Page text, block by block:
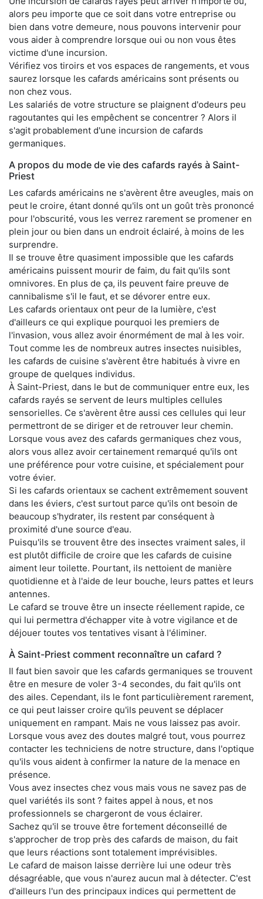
alors peu importe que ce soit dans votre entreprise ou
bien dans votre demeure, nous pouvons intervenir pour
vous aider à comprendre lorsque oui ou non vous êtes
victime d'une incursion.
Vérifiez vos tiroirs et vos espaces de rangements, et vous
saurez lorsque les cafards américains sont présents ou
non chez vous.
Les salariés de votre structure se plaignent d'odeurs peu
ragoutantes qui les empêchent se concentrer ? Alors il
s'agit probablement d'une incursion de cafards
germaniques.
A propos du mode de vie des cafards rayés à Saint-
Priest
Les cafards américains ne s'avèrent être aveugles, mais on
peut le croire, étant donné qu'ils ont un goût très prononcé
pour l'obscurité, vous les verrez rarement se promener en
plein jour ou bien dans un endroit éclairé, à moins de les
surprendre.
Il se trouve être quasiment impossible que les cafards
américains puissent mourir de faim, du fait qu'ils sont
omnivores. En plus de ça, ils peuvent faire preuve de
cannibalisme s'il le faut, et se dévorer entre eux.
Les cafards orientaux ont peur de la lumière, c'est
d'ailleurs ce qui explique pourquoi les premiers de
l'invasion, vous allez avoir énormément de mal à les voir.
Tout comme les de nombreux autres insectes nuisibles,
les cafards de cuisine s'avèrent être habitués à vivre en
groupe de quelques individus.
À Saint-Priest, dans le but de communiquer entre eux, les
cafards rayés se servent de leurs multiples cellules
sensorielles. Ce s'avèrent être aussi ces cellules qui leur
permettront de se diriger et de retrouver leur chemin.
Lorsque vous avez des cafards germaniques chez vous,
alors vous allez avoir certainement remarqué qu'ils ont
une préférence pour votre cuisine, et spécialement pour
votre évier.
Si les cafards orientaux se cachent extrêmement souvent
dans les éviers, c'est surtout parce qu'ils ont besoin de
beaucoup s'hydrater, ils restent par conséquent à
proximité d'une source d'eau.
Puisqu'ils se trouvent être des insectes vraiment sales, il
est plutôt difficile de croire que les cafards de cuisine
aiment leur toilette. Pourtant, ils nettoient de manière
quotidienne et à l'aide de leur bouche, leurs pattes et leurs
antennes.
Le cafard se trouve être un insecte réellement rapide, ce
qui lui permettra d'échapper vite à votre vigilance et de
déjouer toutes vos tentatives visant à l'éliminer.
À Saint-Priest comment reconnaître un cafard ?
Il faut bien savoir que les cafards germaniques se trouvent
être en mesure de voler 3-4 secondes, du fait qu'ils ont
des ailes. Cependant, ils le font particulièrement rarement,
ce qui peut laisser croire qu'ils peuvent se déplacer
uniquement en rampant. Mais ne vous laissez pas avoir.
Lorsque vous avez des doutes malgré tout, vous pourrez
contacter les techniciens de notre structure, dans l'optique
qu'ils vous aident à confirmer la nature de la menace en
présence.
Vous avez insectes chez vous mais vous ne savez pas de
quel variétés ils sont ? faites appel à nous, et nos
professionnels se chargeront de vous éclairer.
Sachez qu'il se trouve être fortement déconseillé de
s'approcher de trop près des cafards de maison, du fait
que leurs réactions sont totalement imprévisibles.
Le cafard de maison laisse derrière lui une odeur très
désagréable, que vous n'aurez aucun mal à détecter. C'est
d'ailleurs l'un des principaux indices qui permettent de